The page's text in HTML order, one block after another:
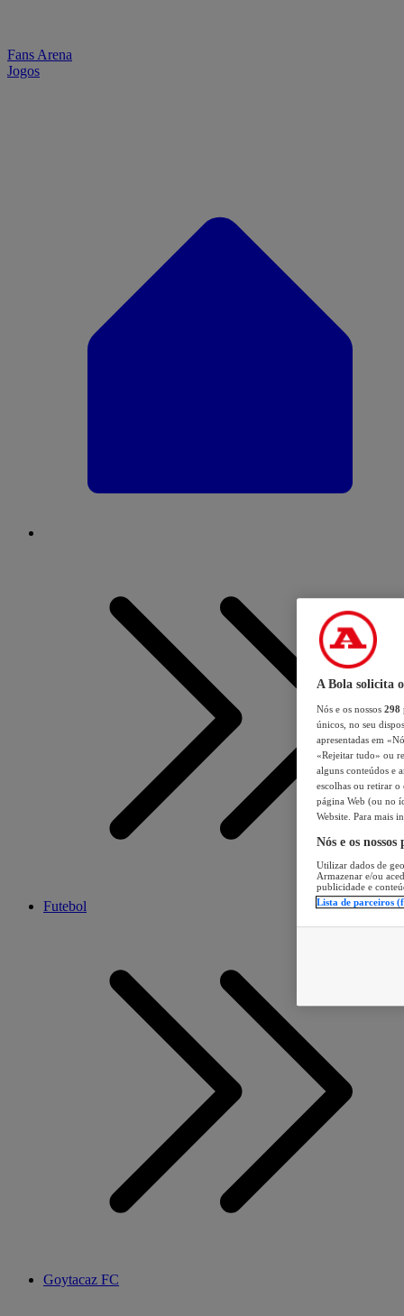
Fans Arena
Jogos
Futebol
Goytacaz FC
A Bola solicita
Nós e os nossos 298
únicos, no seu
apresentadas em
«Rejeitar tudo» ou
alguns conteúdos e
escolhas ou retirar
página Web (ou no
Website. Para mais
Nós e os
Utilizar dados de
Armazenar e/ou
publicidade e
Lista de parceiros